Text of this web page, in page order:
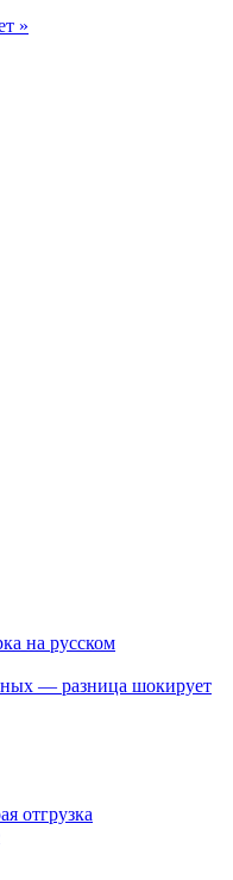
»
на русском
— разница шокирует
отгрузка